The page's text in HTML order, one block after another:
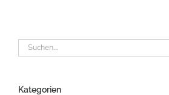
Suche
Kategorien